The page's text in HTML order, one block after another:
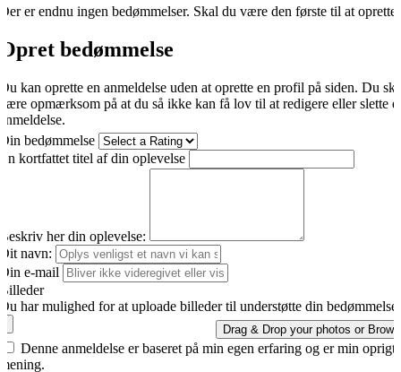
er endnu ingen bedømmelser. Skal du være den første til at oprette
bedømmelse
kan oprette en anmeldelse uden at oprette en profil på siden. Du
opmærksom på at du så ikke kan få lov til at redigere eller slette
bedømmelse
kortfattet titel af din oplevelse
her din oplevelse:
navn:
e-mail
har mulighed for at uploade billeder til understøtte din bedømmelse.
Drag & Drop your photos or
Denne anmeldelse er baseret på min egen erfaring og er min